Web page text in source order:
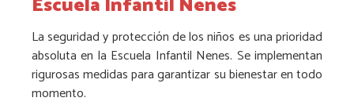
La seguridad y protección de los niños es una prioridad
absoluta en la Escuela Infantil Nenes. Se implementan
rigurosas medidas para garantizar su bienestar en todo
momento.